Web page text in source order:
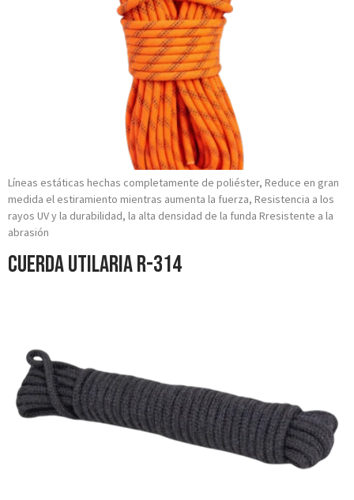
Líneas estáticas hechas completamente de poliéster, Reduce en gran
medida el estiramiento mientras aumenta la fuerza, Resistencia a los
rayos UV y la durabilidad, la alta densidad de la funda Rresistente a la
abrasión
Cuerda Utilaria R-314